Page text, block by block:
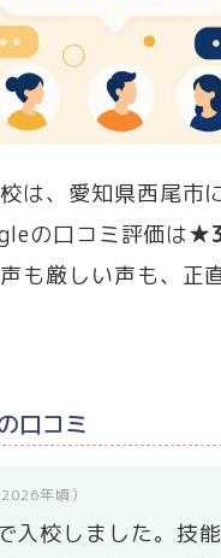
は、愛知県西尾市
の口コミ評価は
も厳しい声も、正
口コミ
2026年頃）
入校しました。技